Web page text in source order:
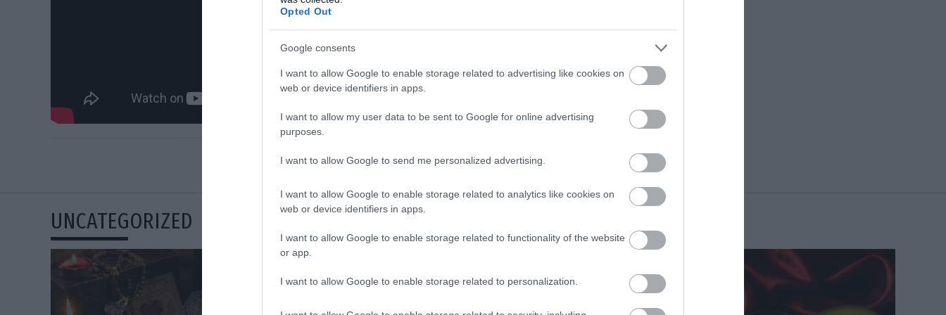
Opted Out
Google consents
I want to allow Google to enable storage related to advertising like cookies on
web or device identifiers in apps.
I want to allow my user data to be sent to Google for online advertising
purposes.
I want to allow Google to send me personalized advertising.
I want to allow Google to enable storage related to analytics like cookies on
web or device identifiers in apps.
I want to allow Google to enable storage related to functionality of the website
or app.
I want to allow Google to enable storage related to personalization.
UNCATEGORIZED